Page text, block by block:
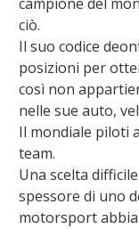
campione del
ciò.
Il suo codice
posizioni per
così non
nelle sue auto,
Il mondiale piloti
team.
Una scelta
spessore di uno
motorsport